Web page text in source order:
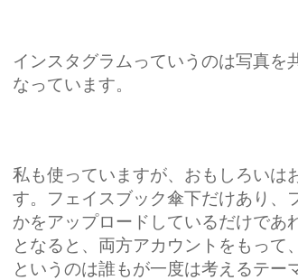
インスタグラムっていうのは写真を
なっています。
私も使っていますが、おもしろいは
す。フェイスブック傘下だけあり、
かをアップロードしているだけであ
となると、両方アカウントをもって
というのは誰もが一度は考えるテー